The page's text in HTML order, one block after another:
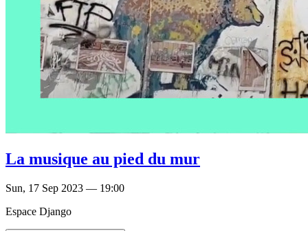
La musique au pied du mur
Sun, 17 Sep 2023 — 19:00
Espace Django